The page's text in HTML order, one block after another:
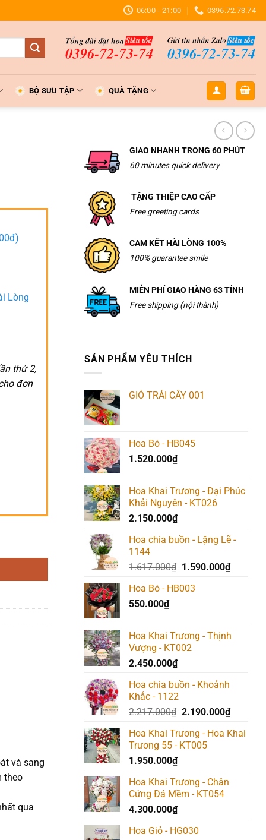
06:00 - 21:00 0396.72.73.74
BỘ SƯU TẬP QUÀ TẶNG
GIAO NHANH TRONG 60 PHÚT
60 minutes quick delivery
TẶNG THIỆP CAO CẤP
Free greeting cards
CAM KẾT HÀI LÒNG 100%
100% guarantee smile
MIỄN PHÍ GIAO HÀNG 63 TỈNH
Free shipping (nội thành)
SẢN PHẨM YÊU THÍCH
GIỎ TRÁI CÂY 001
Hoa Bó - HB045
1.520.000₫
Hoa Khai Trương - Đại Phúc
Khải Nguyên - KT026
2.150.000₫
Hoa chia buồn - Lặng Lẽ -
1144
1.617.000₫ Giá
là:
1.590.000₫Giá
Hoa Bó - HB003
550.000₫
Hoa Khai Trương - Thịnh
Vượng - KT002
2.450.000₫
Hoa chia buồn - Khoảnh
Khắc - 1122
2.217.000₫ Giá
là:
2.217.000₫.
2.190.000₫Giá
tại
Hoa Khai Trương - Hoa Khai
Trương 55 - KT005
1.950.000₫
Hoa Khai Trương - Chân
Cứng Đá Mềm - KT054
4.300.000₫
Hoa Giỏ - HG030
Lòng
thứ 2,
đơn
và sang
theo
qua